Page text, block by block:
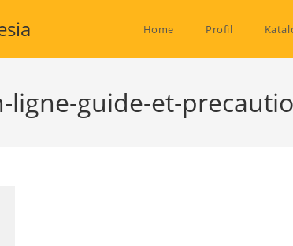
Home Profil
ligne-guide-et-